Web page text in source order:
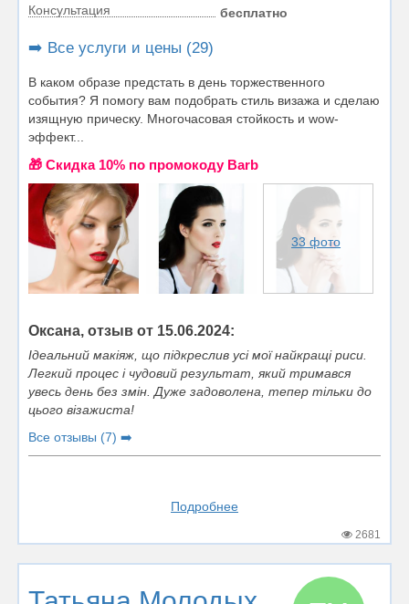
Консультация бесплатно
➡️ Все услуги и цены (29)
В каком образе предстать в день торжественного
события? Я помогу вам подобрать стиль визажа и сделаю
изящную прическу. Многочасовая стойкость и wow-
эффект...
🎁 Cкидка 10% по промокоду Barb
33 фото
Оксана, отзыв от 15.06.2024:
Ідеальний макіяж, що підкреслив усі мої найкращі риси.
Легкий процес і чудовий результат, який тримався
увесь день без змін. Дуже задоволена, тепер тільки до
цього візажиста!
Все отзывы (7) ➡️
Подробнее
2681